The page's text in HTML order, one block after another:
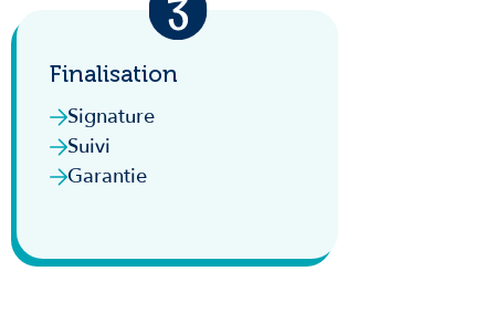
Finalisation
Signature
Suivi
Garantie